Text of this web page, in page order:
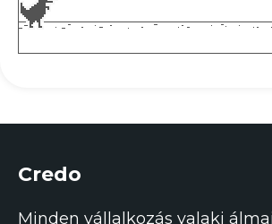
Credo
Minden vállalkozás valaki